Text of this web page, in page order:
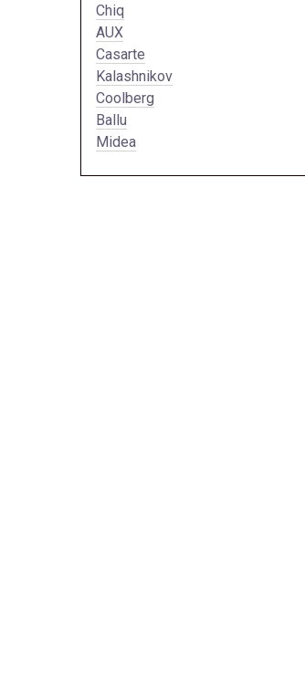
Chiq
AUX
Casarte
Kalashnikov
Coolberg
Ballu
Midea